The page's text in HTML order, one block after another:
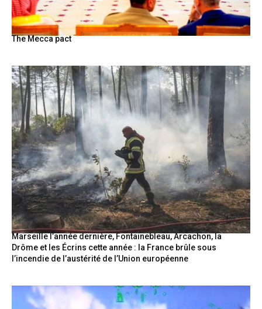
The Mecca pact
Marseille l’année dernière, Fontainebleau, Arcachon, la
Drôme et les Écrins cette année : la France brûle sous
l’incendie de l’austérité de l’Union européenne